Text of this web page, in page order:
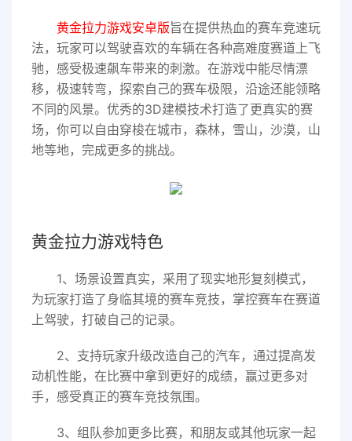
黄金拉力游戏安卓版旨在提供热血的赛车竞速玩
法，玩家可以驾驶喜欢的车辆在各种高难度赛道上飞
驰，感受极速飙车带来的刺激。在游戏中能尽情漂
移，极速转弯，探索自己的赛车极限，沿途还能领略
不同的风景。优秀的3D建模技术打造了更真实的赛
场，你可以自由穿梭在城市，森林，雪山，沙漠，山
地等地，完成更多的挑战。
黄金拉力游戏特色
1、场景设置真实，采用了现实地形复刻模式，
为玩家打造了身临其境的赛车竞技，掌控赛车在赛道
上驾驶，打破自己的记录。
2、支持玩家升级改造自己的汽车，通过提高发
动机性能，在比赛中拿到更好的成绩，赢过更多对
手，感受真正的赛车竞技氛围。
3、组队参加更多比赛，和朋友或其他玩家一起